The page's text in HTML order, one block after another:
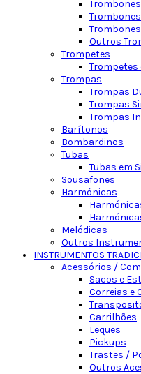
Outros
Trompetes
Trompetes
Trompas
Trompas
Trompas
Trompas
Barítonos
Bombardinos
Tubas
Tubas em
Sousafones
Harmónicas
Melódicas
Outros
INSTRUMENTOS
Acessórios /
Sacos e
Correias e
Carrilhões
Leques
Pickups
Trastes /
Outros